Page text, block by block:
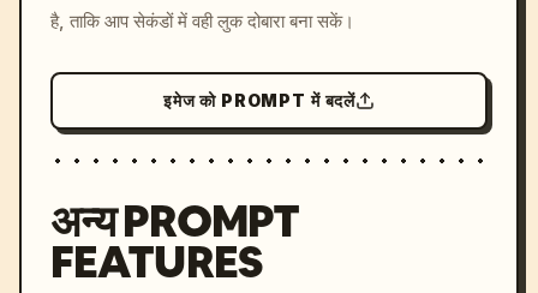
है, ताकि आप सेकंडों में वही लुक दोबारा बना सकें।
इमेज को PROMPT में बदलें
अन्य PROMPT
FEATURES